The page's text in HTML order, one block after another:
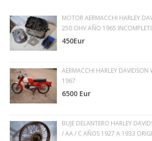
MOTOR AERMACCHI HARLEY
250 OHV AÑO 1965
450Eur
AERMACCHI HARLEY DAVIDSON
1967
6500 Eur
BUJE DELANTERO HARLEY
/ AA / C AÑOS 1927 A 1933